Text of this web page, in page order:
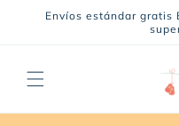
directamente
Envíos estándar gratis